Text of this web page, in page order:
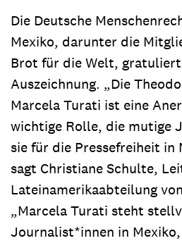
Die Deutsche
Mexiko, darunter die
Brot für die Welt,
Auszeichnung. „Die
Marcela Turati ist eine
wichtige Rolle, die mutige
sie für die Pressefreiheit in
sagt Christiane Schulte,
Lateinamerikaabteilung
„Marcela Turati steht
Journalist*innen in